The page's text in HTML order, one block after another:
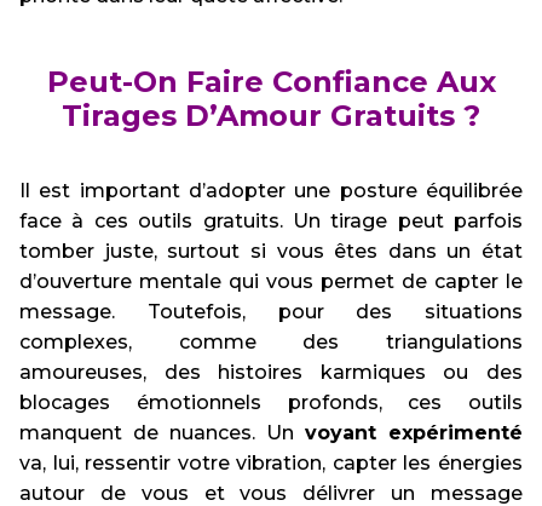
Peut-On Faire Confiance Aux
Tirages D’Amour Gratuits ?
Il est important d’adopter une posture équilibrée
face à ces outils gratuits. Un tirage peut parfois
tomber juste, surtout si vous êtes dans un état
d’ouverture mentale qui vous permet de capter le
message. Toutefois, pour des situations
complexes, comme des triangulations
amoureuses, des histoires karmiques ou des
blocages émotionnels profonds, ces outils
manquent de nuances. Un voyant expérimenté
va, lui, ressentir votre vibration, capter les énergies
autour de vous et vous délivrer un message